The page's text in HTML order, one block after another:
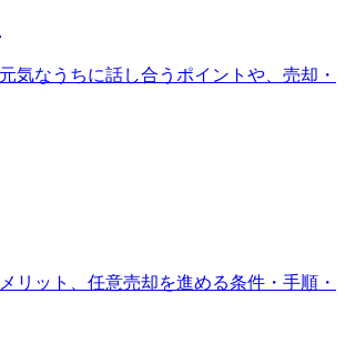
気なうちに話し合うポイントや、売却・
リット、任意売却を進める条件・手順・